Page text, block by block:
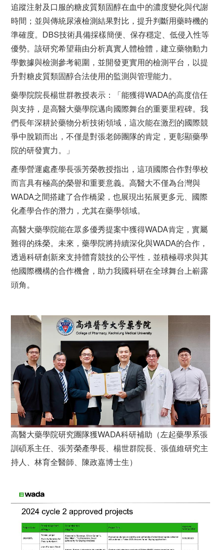
追蹤注射及口服的糖皮質類固醇在血中的濃度變化與代謝
時間；並與傳統尿液檢測結果對比，提升判斷用藥時機的
準確度。DBS技術具備採樣簡便、保存穩定、低侵入性等
優勢。該研究希望藉由分析真實人體檢體，建立藥物動力
學數據與檢測參考範圍，並開發更實用的檢測平台，以提
升對糖皮質類固醇合法使用的監測與管理能力。
藥學院院長楊世群教授表示：「能獲得WADA的高度信任
與支持，是高醫大藥學院邁向國際舞台的重要里程碑。我
們長年深耕於藥物分析技術領域，這次能在激烈的國際競
爭中脫穎而出，不僅是對張老師團隊的肯定，更彰顯藥學
院的研發實力。」
產學營運處產學長張芳榮教授指出，這項國際合作對學校
而言具有極高的榮譽和重要意義。高醫大不僅為台灣與
WADA之間搭建了合作橋梁，也展現出拓展更多元、國際
化產學合作的潛力，尤其在藥學領域。
高醫大藥學院能在眾多優秀提案中獲得WADA肯定，實屬
難得的殊榮。未來，藥學院將持續深化與WADA的合作，
透過科研創新來支持體育競技的公平性，並積極尋求與其
他國際機構的合作機會，助力我國科研在全球舞台上嶄露
頭角。
高醫大藥學院研究團隊獲WADA科研補助（左起藥學系張
訓碩系主任、張芳榮產學長、楊世群院長、張值維研究主
持人、林育全醫師、陳政嘉博士生）